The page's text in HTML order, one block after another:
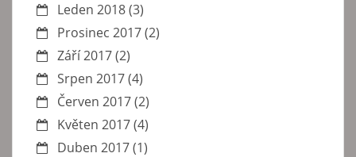
Leden 2018(3)
Prosinec 2017(2)
Září 2017(2)
Srpen 2017(4)
Červen 2017(2)
Květen 2017(4)
Duben 2017(1)